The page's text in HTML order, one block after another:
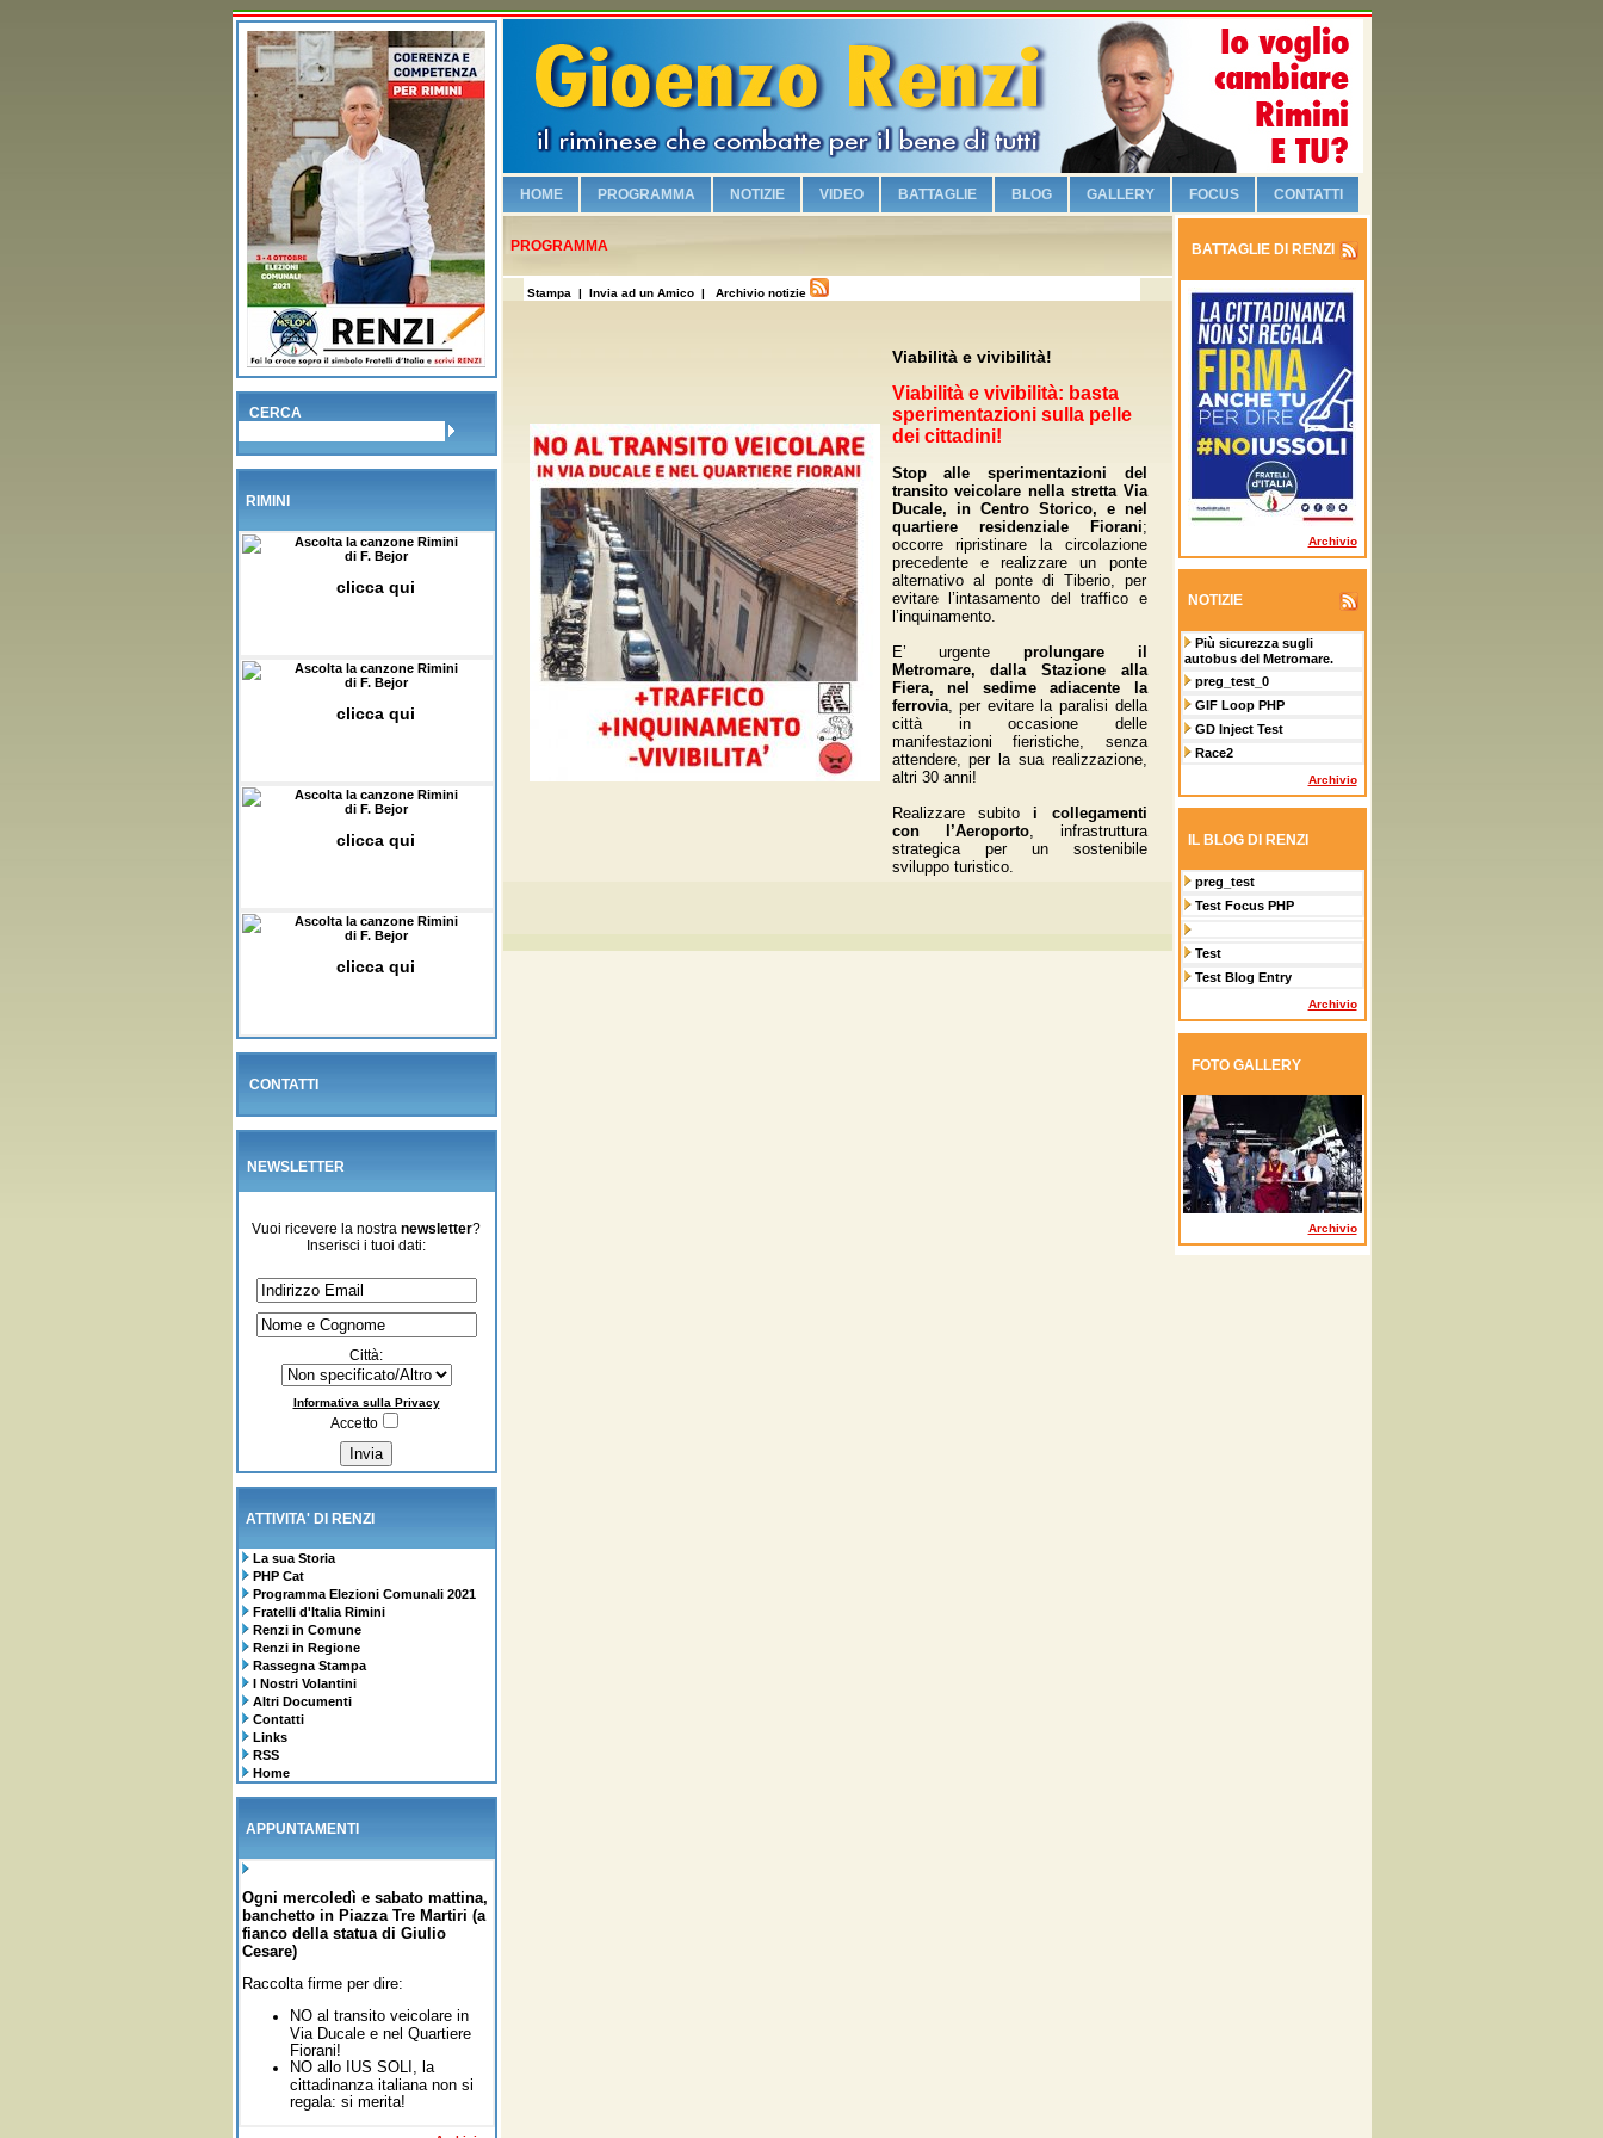
CERCA
RIMINI
Ascolta la canzone Rimini
di F. Bejor
clicca qui
Ascolta la canzone Rimini
di F. Bejor
clicca qui
Ascolta la canzone Rimini
di F. Bejor
clicca qui
Ascolta la canzone Rimini
di F. Bejor
clicca qui
CONTATTI
NEWSLETTER
Vuoi ricevere la nostra newsletter?
Inserisci i tuoi dati:
Città:
Informativa sulla Privacy
Accetto
ATTIVITA' DI RENZI
La sua Storia
PHP Cat
Programma Elezioni Comunali 2021
Fratelli d'Italia Rimini
Renzi in Comune
Renzi in Regione
Rassegna Stampa
I Nostri Volantini
Altri Documenti
Contatti
Links
RSS
Home
APPUNTAMENTI
Ogni mercoledì e sabato mattina,
banchetto in Piazza Tre Martiri (a
fianco della statua di Giulio
Cesare)
Raccolta firme per dire:
NO al transito veicolare in
Via Ducale e nel Quartiere
Fiorani!
NO allo IUS SOLI, la
cittadinanza italiana non si
regala: si merita!
HOME PROGRAMMA
Riqualifichiamo il lungomare con i parcheggi e la zona turistica!
No alla Moschea nel Borgo Marina!
Piscina olimpionica e nuovi impianti sportivi!
Valorizziamo la famiglia!
NOTIZIE VIDEO BATTAGLIE BLOG GALLERY FOCUS CONTATTI
PROGRAMMA
Stampa | Invia ad un Amico | Archivio notizie
Viabilità e vivibilità!
Viabilità e vivibilità: basta
sperimentazioni sulla pelle
dei cittadini!
Stop alle sperimentazioni del
transito veicolare nella stretta Via
Ducale, in Centro Storico, e nel
quartiere residenziale Fiorani;
occorre ripristinare la circolazione
precedente e realizzare un ponte
alternativo al ponte di Tiberio, per
evitare l’intasamento del traffico e
l’inquinamento.
E’ urgente prolungare il
Metromare, dalla Stazione alla
Fiera, nel sedime adiacente la
ferrovia, per evitare la paralisi della
città in occasione delle
manifestazioni fieristiche, senza
attendere, per la sua realizzazione,
altri 30 anni!
Realizzare subito i collegamenti
con l’Aeroporto, infrastruttura
strategica per un sostenibile
sviluppo turistico.
BATTAGLIE DI RENZI
Archivio
NOTIZIE
Più sicurezza sugli
autobus del Metromare.
preg_test_0
GIF Loop PHP
GD Inject Test
Race2
Archivio
IL BLOG DI RENZI
preg_test
Test Focus PHP
Test
Test Blog Entry
Archivio
FOTO GALLERY
Archivio